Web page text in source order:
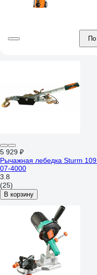
5 929 ₽
Рычажная лебедка Sturm
07-4000
3.8
(25)
В корзину